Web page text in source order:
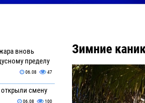
вновь
пределу
06.08 47
смену
06.08 100
Зимние